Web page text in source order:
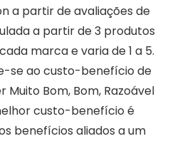
a partir de avaliações de
a partir de 3 produtos
marca e varia de 1 a 5.
se ao custo-benefício de
Bom, Bom, Razoável
custo-benefício é
benefícios aliados a um